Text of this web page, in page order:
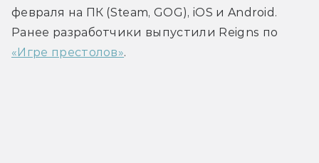
февраля на ПК (Steam, GOG), iOS и Android.
«Игре престолов».